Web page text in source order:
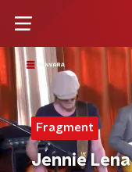
Fragment
Jennie